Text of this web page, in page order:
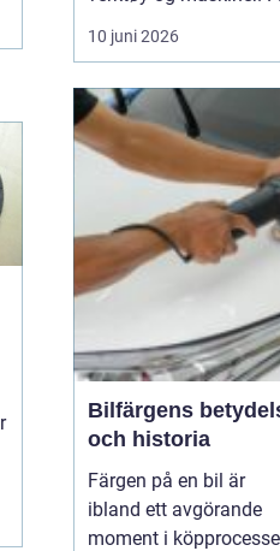
mange bedrifter er
verkstedet selve
gjør at produksjon,
anleggsdrift og
ikke stopper opp. Her
10 juni 2026
Bilfärgens
och historia
Färgen på en bil är
ibland ett avgörande
moment i